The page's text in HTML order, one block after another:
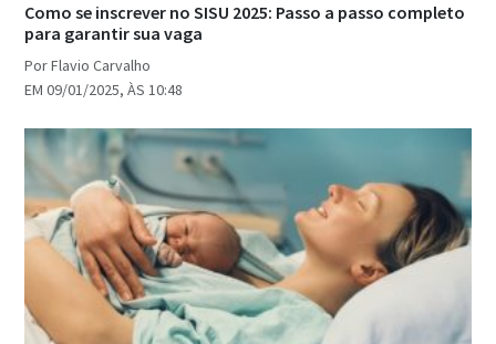
Como se inscrever no SISU 2025: Passo a passo completo
para garantir sua vaga
Por Flavio Carvalho
EM 09/01/2025, ÀS 10:48